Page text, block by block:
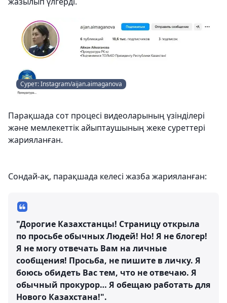
Сурет: Instagram/aijan.aimaganova
Парақшада сот процесі видеоларының үзінділері
және мемлекеттік айыптаушының жеке суреттері
жарияланған.
Сондай-ақ, парақшада келесі жазба жарияланған:
"Дорогие Казахстанцы! Страницу открыла
по просьбе обычных Людей! Но! Я не блогер!
Я не могу отвечать Вам на личные
сообщения! Просьба, не пишите в личку. Я
боюсь обидеть Вас тем, что не отвечаю. Я
обычный прокурор… Я обещаю работать для
Нового Казахстана!".